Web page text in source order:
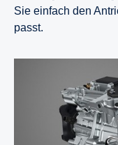
Sie einfach den
passt.